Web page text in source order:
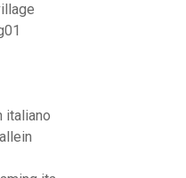
italiano